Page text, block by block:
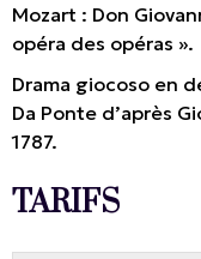
Mozart : Don
opéra des opéras ».
Drama giocoso en
Da Ponte d’après
1787.
TARIFS